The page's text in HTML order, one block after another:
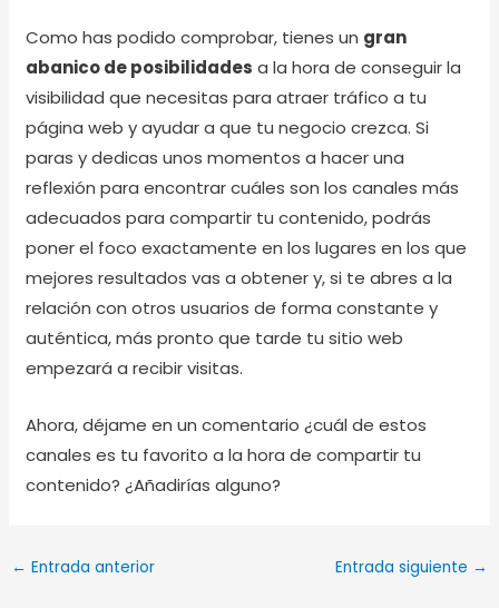
Como has podido comprobar, tienes un gran
abanico de posibilidades a la hora de conseguir la
visibilidad que necesitas para atraer tráfico a tu
página web y ayudar a que tu negocio crezca. Si
paras y dedicas unos momentos a hacer una
reflexión para encontrar cuáles son los canales más
adecuados para compartir tu contenido, podrás
poner el foco exactamente en los lugares en los que
mejores resultados vas a obtener y, si te abres a la
relación con otros usuarios de forma constante y
auténtica, más pronto que tarde tu sitio web
empezará a recibir visitas.
Ahora, déjame en un comentario ¿cuál de estos
canales es tu favorito a la hora de compartir tu
contenido? ¿Añadirías alguno?
← Entrada anterior Entrada siguiente →